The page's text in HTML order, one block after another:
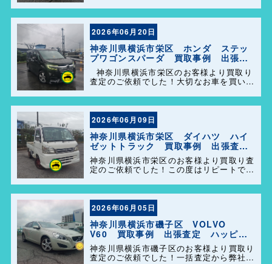
の事で困った事があれば、気軽にご相談し
て下さい(^o^)／
2026年06月20日
神奈川県横浜市栄区 ホンダ ステッ
プワゴンスパーダ 買取事例 出張査
定 ハッピーカーズ港南店！
神奈川県横浜市栄区のお客様より買取り
査定のご依頼でした！大切なお車を買い取
も弊社の事をよろしくお願いします＼
(^o^)／
2026年06月09日
神奈川県横浜市栄区 ダイハツ ハイ
ゼットトラック 買取事例 出張査
定 ハッピーカーズ港南店！
神奈川県横浜市栄区のお客様より買取り査
定のご依頼でした！この度はリピートでの
のお車を迅速かつ丁寧に対応させていただ
きました。 今後ともよろしくお願いしま
す＼(^o^)／
2026年06月05日
神奈川県横浜市磯子区 VOLVO
V60 買取事例 出張査定 ハッピー
カーズ港南店！
神奈川県横浜市磯子区のお客様より買取り
査定のご依頼でした！一括査定から弊社を